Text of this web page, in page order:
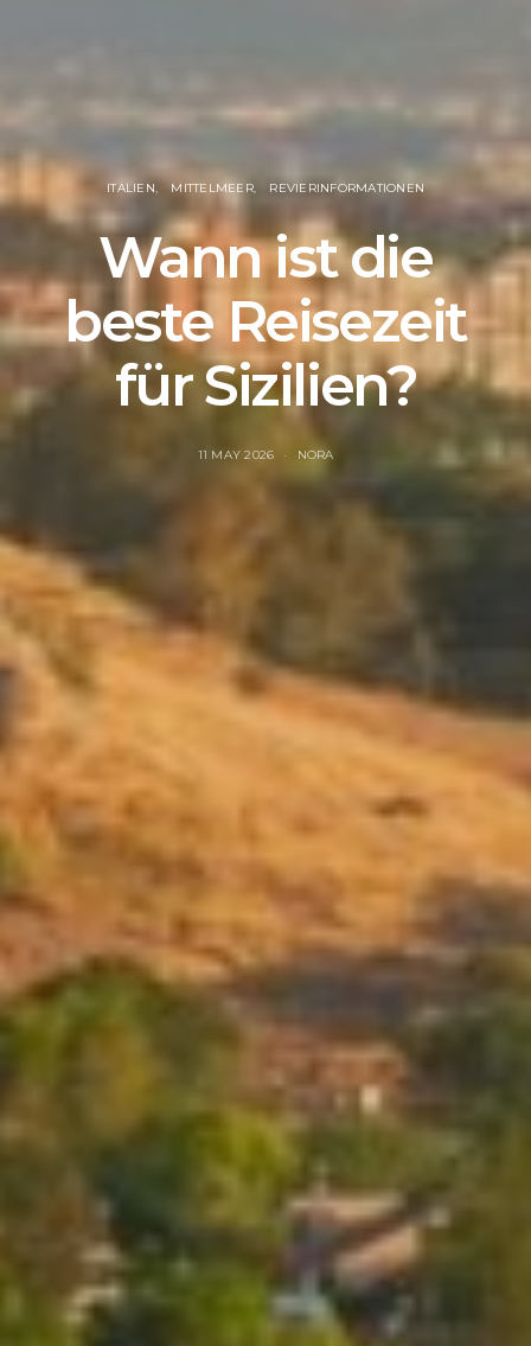
ITALIEN MITTELMEER REVIERINFORMATIONEN
Wann ist die
beste Reisezeit
für Sizilien?
11 MAY 2026 NORA